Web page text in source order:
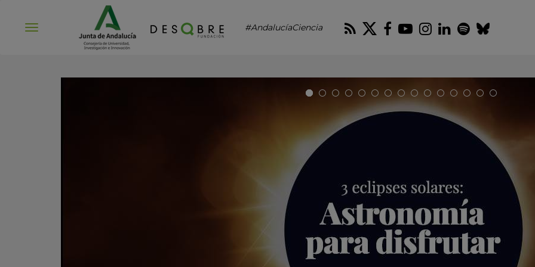
#AndalucíaCiencia RSS Twitter
Facebook
Youtube
Instagram
LinkedIn
Spotify
Bluesky